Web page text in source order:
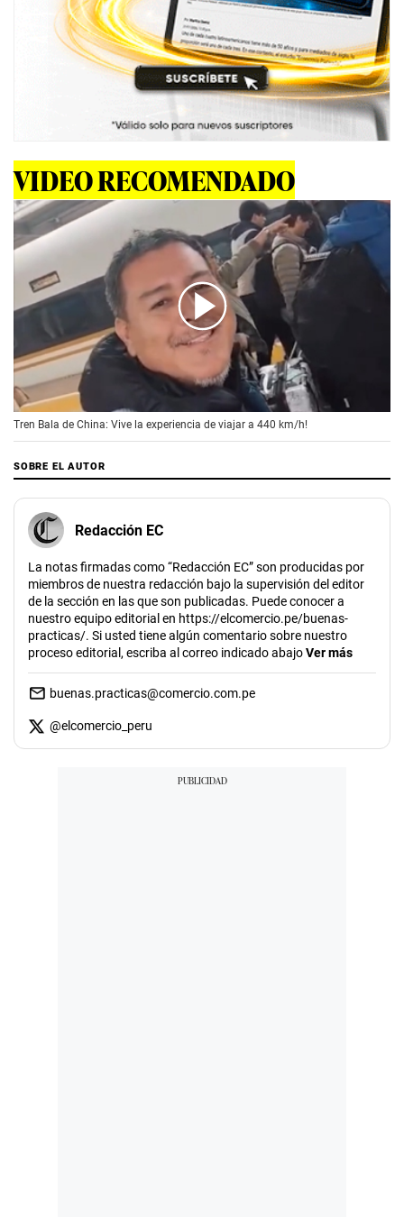
VIDEO RECOMENDADO
00:00
Tren Bala de China: Vive la experiencia de viajar a 440 km/h!
SOBRE EL AUTOR
Redacción EC
La notas firmadas como “Redacción EC” son producidas por
miembros de nuestra redacción bajo la supervisión del editor
de la sección en las que son publicadas. Puede conocer a
nuestro equipo editorial en https://elcomercio.pe/buenas-
practicas/. Si usted tiene algún comentario sobre nuestro
proceso editorial, escriba al correo indicado abajoVer más
buenas.practicas@comercio.com.pe
@elcomercio_peru